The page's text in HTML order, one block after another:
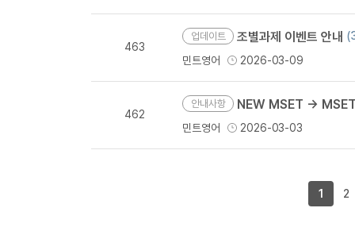
463
업데이트 조별과제 이벤트 안내
민트영어
2026-03-09
462
안내사항 NEW MSET → MSET
민트영어 2026-03-03
1 2